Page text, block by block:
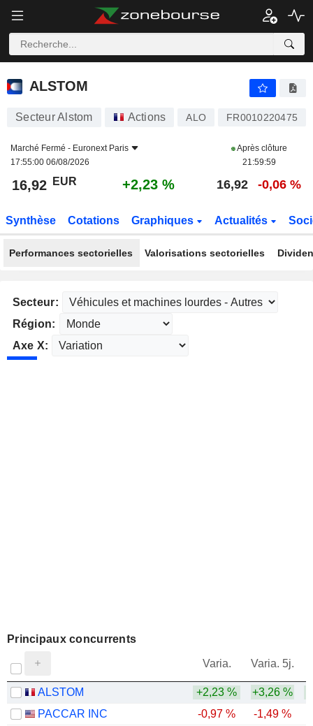
ALSTOM
ALSTOM
Secteur Alstom Actions ALO FR0010220475
Marché Fermé - Euronext Paris
17:55:00 06/08/2026
Après clôture
21:59:59
16,92 EUR +2,23 % 16,92 -0,06 %
Synthèse Cotations Graphiques Actualités
Performances sectorielles Valorisations sectorielles
Secteur:
Région:
Axe X:
Principaux concurrents
Varia. Varia. 5j.
ALSTOM
+2,23 % +3,26 %
PACCAR INC
-0,97 % -1,49 %